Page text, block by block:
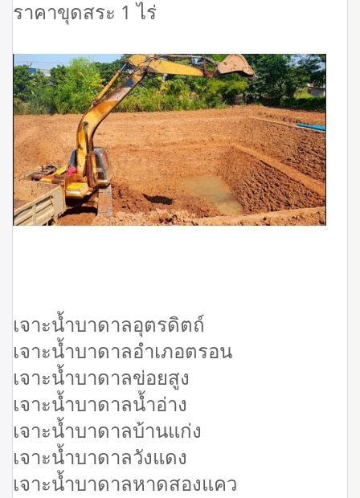
ราคาขุดสระ 1 ไร่
เจาะน้ำบาดาลอุตรดิตถ์
เจาะน้ำบาดาลอำเภอตรอน
เจาะน้ำบาดาลข่อยสูง
เจาะน้ำบาดาลน้ำอ่าง
เจาะน้ำบาดาลบ้านแก่ง
เจาะน้ำบาดาลวังแดง
เจาะน้ำบาดาลหาดสองแคว